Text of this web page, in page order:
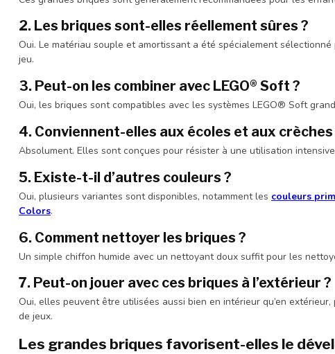
2. Les briques sont-elles réellement sûres ?
Oui. Le matériau souple et amortissant a été spécialement
jeu.
3. Peut-on les combiner avec LEGO® Soft ?
Oui, les briques sont compatibles avec les systèmes LEGO® Soft
4. Conviennent-elles aux écoles et aux crèches
Absolument. Elles sont conçues pour résister à une utilisation
5. Existe-t-il d’autres couleurs ?
Oui, plusieurs variantes sont disponibles, notamment les couleurs
Colors.
6. Comment nettoyer les briques ?
Un simple chiffon humide avec un nettoyant doux suffit pour les
7. Peut-on jouer avec ces briques à l’extérieur ?
Oui, elles peuvent être utilisées aussi bien en intérieur qu’en
de jeux.
Les grandes briques favorisent-elles le